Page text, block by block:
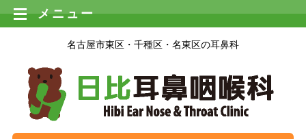
名古屋市東区・千種区・名東区の耳鼻科
メニュー